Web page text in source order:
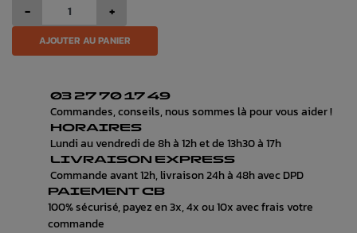
- +
AJOUTER AU PANIER
03 27 70 17 49
Commandes, conseils, nous sommes là pour vous aider !
HORAIRES
Lundi au vendredi de 8h à 12h et de 13h30 à 17h
LIVRAISON EXPRESS
Commande avant 12h, livraison 24h à 48h avec DPD
PAIEMENT CB
100% sécurisé, payez en 3x, 4x ou 10x avec frais votre
commande